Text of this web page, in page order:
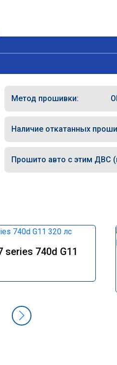
Метод прошивки:
Наличие откатанных
Прошито авто с этим ДВС
series 740d G11